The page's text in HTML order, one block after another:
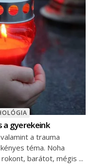
a gyerekeink
a trauma
téma. Noha
barátot, mégis